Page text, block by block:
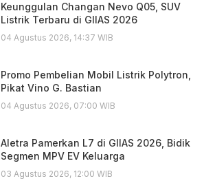
Keunggulan Changan Nevo Q05, SUV
Listrik Terbaru di GIIAS 2026
04 Agustus 2026, 14:37 WIB
Promo Pembelian Mobil Listrik Polytron,
Pikat Vino G. Bastian
04 Agustus 2026, 07:00 WIB
Aletra Pamerkan L7 di GIIAS 2026, Bidik
Segmen MPV EV Keluarga
03 Agustus 2026, 12:00 WIB